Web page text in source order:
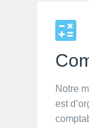
Notre
est